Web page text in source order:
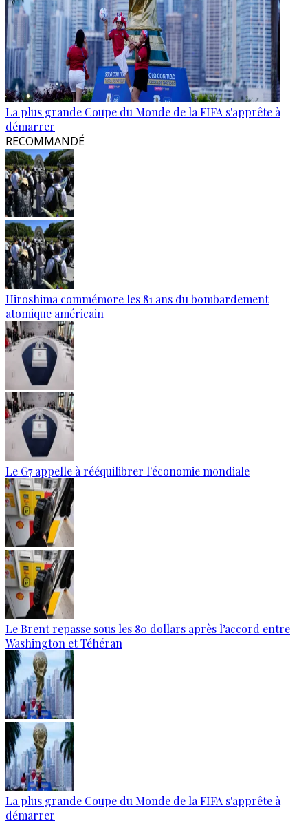
La plus grande Coupe du Monde de la FIFA s'apprête à
démarrer
RECOMMANDÉ
Hiroshima commémore les 81 ans du bombardement
atomique américain
Le G7 appelle à rééquilibrer l'économie mondiale
Le Brent repasse sous les 80 dollars après l’accord entre
Washington et Téhéran
La plus grande Coupe du Monde de la FIFA s'apprête à
démarrer